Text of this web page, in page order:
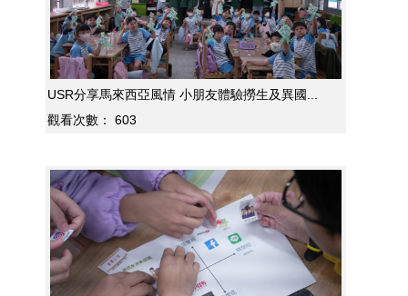
USR分享馬來西亞風情 小朋友體驗撈生及異國...
觀看次數：
603